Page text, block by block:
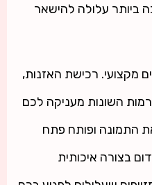
ביותר עלולה להישאר
מקצועי. רכישת האזנות,
השונות מעניקה לכם
התמונה ופותח פתח
בצורה איכותית